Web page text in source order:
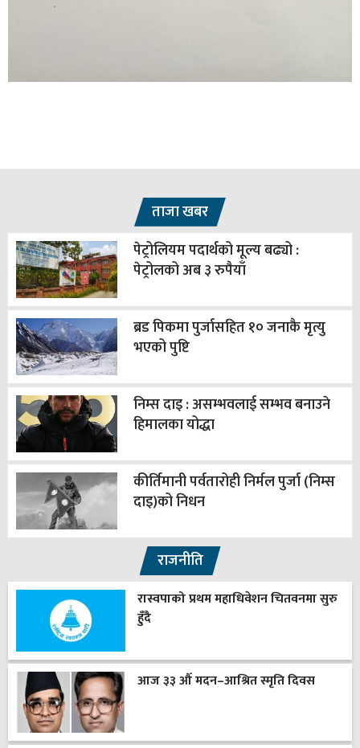
ताजा खबर
पेट्रोलियम पदार्थको मूल्य बढ्यो :
पेट्रोलको अब ३ रुपैयाँ
ब्रड पिकमा पुर्जासहित १० जनाकै मृत्यु
भएको पुष्टि
निम्स दाइ : असम्भवलाई सम्भव बनाउने
हिमालका योद्धा
कीर्तिमानी पर्वतारोही निर्मल पुर्जा (निम्स
दाइ)को निधन
राजनीति
रास्वपाको प्रथम महाधिवेशन चितवनमा सुरु
हुँदै
आज ३३ औँ मदन–आश्रित स्मृति दिवस